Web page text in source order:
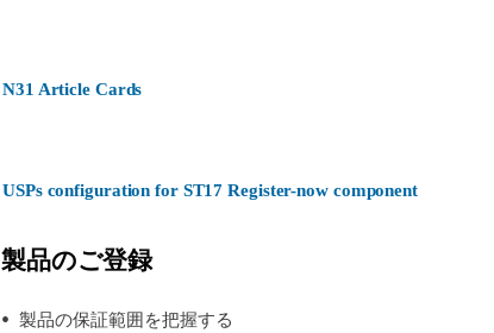
N31 Article Cards
USPs configuration for ST17 Register-now component
製品のご登録
製品の保証範囲を把握する